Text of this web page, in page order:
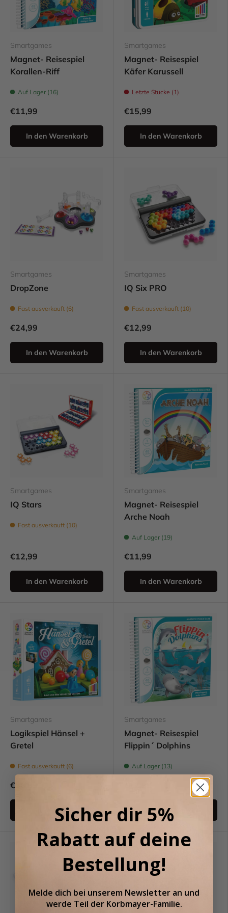
Smartgames
Magnet- Reisespiel
Korallen-Riff
Auf Lager (16)
€11,99
In den Warenkorb
Smartgames
Magnet- Reisespiel
Käfer Karussell
Letzte Stücke (1)
€15,99
In den Warenkorb
Smartgames
DropZone
Fast ausverkauft (6)
€24,99
In den Warenkorb
Smartgames
IQ Six PRO
Fast ausverkauft (10)
€12,99
In den Warenkorb
Smartgames
IQ Stars
Fast ausverkauft (10)
€12,99
In den Warenkorb
Smartgames
Magnet- Reisespiel
Arche Noah
Auf Lager (19)
€11,99
In den Warenkorb
Smartgames
Logikspiel Hänsel +
Gretel
Fast ausverkauft (6)
€26,99
In den Warenkorb
Smartgames
Magnet- Reisespiel
Flippin´ Dolphins
Auf Lager (13)
In den Warenkorb
Sicher dir 5%
Rabatt auf deine
Bestellung!
Melde dich bei unserem Newsletter an und
werde Teil der Korbmayer-Familie.